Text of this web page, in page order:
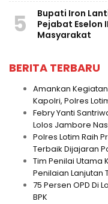
5
Bupati Iron
Pejabat Eselon
Masyarakat
BERITA TERBARU
Amankan Kegiatan
Kapolri, Polres
Febry Yanti
Lolos Jambore
Polres Lotim Raih
Terbaik Dijajaran
Tim Penilai Utama
Penilaian Lanjutan
75 Persen OPD Di
BPK